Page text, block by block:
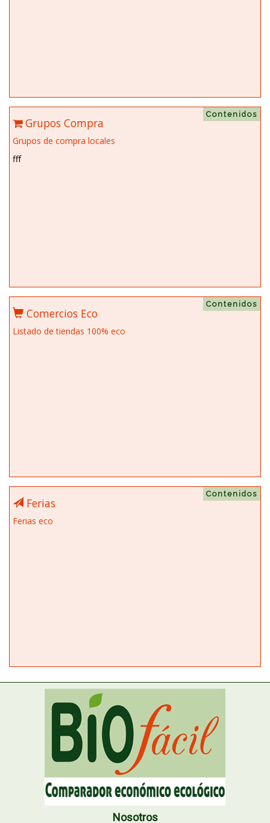
Contenidos
Grupos Compra
Grupos de compra locales
fff
Contenidos
Comercios Eco
Listado de tiendas 100% eco
Contenidos
Ferias
Ferias eco
Nosotros